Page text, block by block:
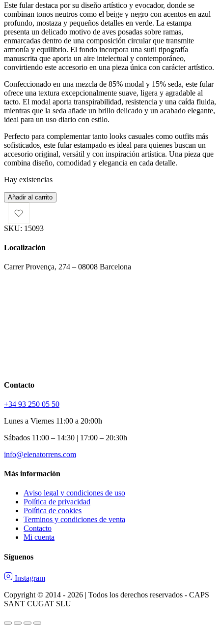
Este fular destaca por su diseño artístico y evocador, donde se
combinan tonos neutros como el beige y negro con acentos en azul
profundo, mostaza y pequeños detalles en verde. La estampa
presenta un delicado motivo de aves posadas sobre ramas,
enmarcadas dentro de una composición circular que transmite
armonía y equilibrio. El fondo incorpora una sutil tipografía
manuscrita que aporta un aire intelectual y contemporáneo,
convirtiendo este accesorio en una pieza única con carácter artístico.
Confeccionado en una mezcla de 85% modal y 15% seda, este fular
ofrece una textura excepcionalmente suave, ligera y agradable al
tacto. El modal aporta transpirabilidad, resistencia y una caída fluida,
mientras que la seda añade un brillo delicado y un acabado elegante,
ideal para un uso diario con estilo.
Perfecto para complementar tanto looks casuales como outfits más
sofisticados, este fular estampado es ideal para quienes buscan un
accesorio original, versátil y con inspiración artística. Una pieza que
combina diseño, comodidad y elegancia en cada detalle.
Hay existencias
Fular
Birdy
cantidad
Añadir al carrito
SKU: 15093
Localización
Carrer Provença, 274 – 08008 Barcelona
Contacto
+34 93 250 05 50
Lunes a Viernes 11:00 a 20:00h
Sábados 11:00 – 14:30 | 17:00 – 20:30h
info@elenatorrens.com
Más información
Aviso legal y condiciones de uso
Política de privacidad
Política de cookies
Terminos y condiciones de venta
Contacto
Mi cuenta
Síguenos
Instagram
Copyright © 2014 - 2026 | Todos los derechos reservados - CAPS
SANT CUGAT SLU